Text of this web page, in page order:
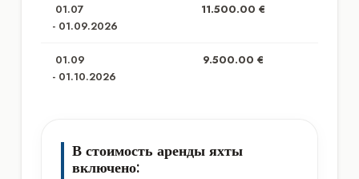
01.07
- 01.09.2026
11.500.00 €
01.09
- 01.10.2026
9.500.00 €
В стоимость аренды яхты
включено: